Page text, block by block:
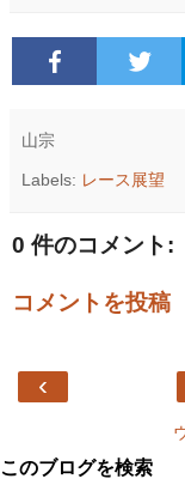
山宗
Labels: レース展望
0 件のコメント:
コメントを投稿
‹
このブログを検索